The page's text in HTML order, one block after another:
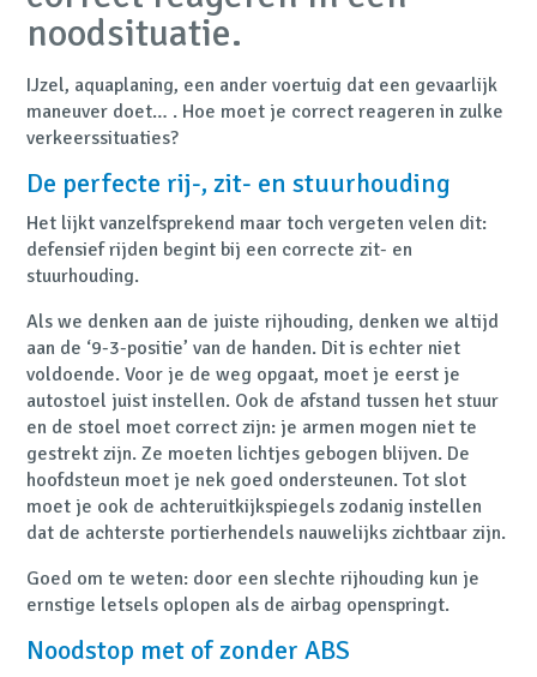
noodsituatie.
IJzel, aquaplaning, een ander voertuig dat een gevaarlijk
maneuver doet… . Hoe moet je correct reageren in zulke
verkeerssituaties?
De perfecte rij-, zit- en stuurhouding
Het lijkt vanzelfsprekend maar toch vergeten velen dit:
defensief rijden begint bij een correcte zit- en
stuurhouding.
Als we denken aan de juiste rijhouding, denken we altijd
aan de ‘9-3-positie’ van de handen. Dit is echter niet
voldoende. Voor je de weg opgaat, moet je eerst je
autostoel juist instellen. Ook de afstand tussen het stuur
en de stoel moet correct zijn: je armen mogen niet te
gestrekt zijn. Ze moeten lichtjes gebogen blijven. De
hoofdsteun moet je nek goed ondersteunen. Tot slot
moet je ook de achteruitkijkspiegels zodanig instellen
dat de achterste portierhendels nauwelijks zichtbaar zijn.
Goed om te weten: door een slechte rijhouding kun je
ernstige letsels oplopen als de airbag openspringt.
Noodstop met of zonder ABS